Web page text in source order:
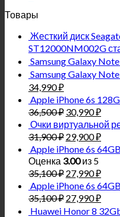
Товары
Жесткий диск
ST12000NM002G
Samsung Galaxy
Samsung Galaxy
34,990₽
Apple iPhone 6s
36,500₽ 30,990₽
Очки виртуальной
31,900₽ 29,900₽
Apple iPhone 6s
Оценка 3.00из 5
35,100₽ 27,990₽
Apple iPhone 6s
35,100₽ 27,990₽
Huawei Honor 8